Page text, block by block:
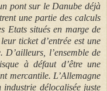
pont sur le Danube déjà
une partie des calculs
Etats situés en marge de
ticket d’entrée est une
l’ensemble de
à défaut d’être une
mercantile. L’Allemagne
délocalisée juste